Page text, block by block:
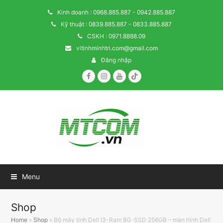
Kinh doanh : 0968.885.887 - 0942.885.887
Kỹ thuật : 0839.885.887 - 0833.885.887
CSKH : 0971.8888.09
vitinhminhtri.com@gmail.com
Đăng nhập
FacebookInstagram
YoutubeTiktok
Menu
Shop
Home » Shop » Bộ máy tính Dell I3-Ram 8G-SSD 256GB – màn hình Dell